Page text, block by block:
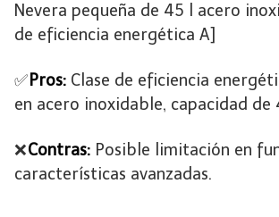
Nevera pequeña de 45 l acero
de eficiencia energética A]
✅ Pros: Clase de eficiencia
en acero inoxidable, capacidad de
❌Contras: Posible limitación en
características avanzadas.